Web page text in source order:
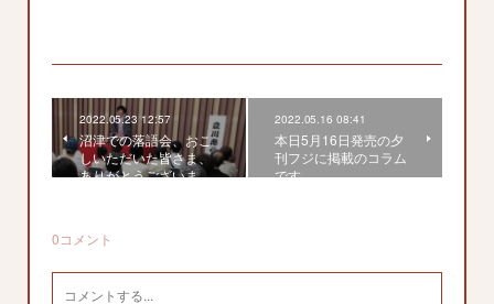
2022.05.23 12:57
沼津での落語会、おこ
しいただいた皆さま、
ありがとうございま…
2022.05.16 08:41
本日5月16日発売の夕
刊フジに掲載のコラム
です。
0コメント